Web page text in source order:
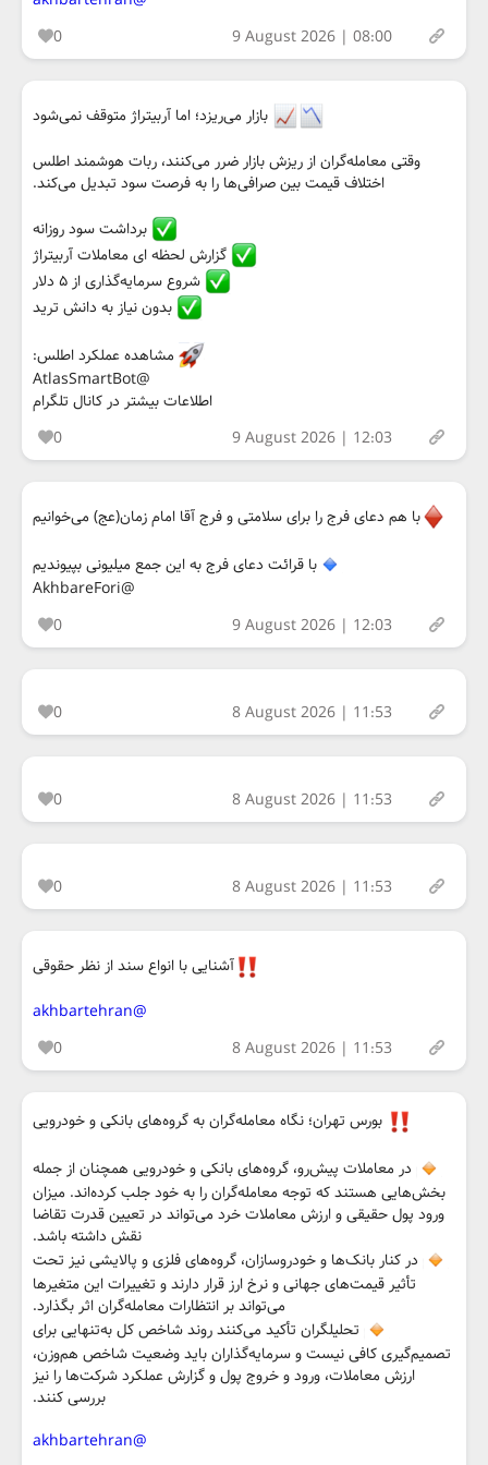
0
9 August 2026 | 08:00
بازار می‌ریزد؛ اما آربیتراژ متوقف نمی‌شود
وقتی معامله‌گران از ریزش بازار ضرر می‌کنند، ربات هوشمند اطلس
اختلاف قیمت بین صرافی‌ها را به فرصت سود تبدیل می‌کند.
برداشت سود روزانه
گزارش لحظه ای معاملات آربیتراژ
شروع سرمایه‌گذاری از ۵ دلار
بدون نیاز به دانش ترید
مشاهده عملکرد اطلس:
@AtlasSmartBot
اطلاعات بیشتر در کانال تلگرام
0
9 August 2026 | 12:03
با هم دعای فرج را برای سلامتی و فرج آقا امام زمان(عج) می‌خوانیم
با قرائت دعای فرج به این جمع میلیونی بپیوندیم
@AkhbareFori
0
9 August 2026 | 12:03
0 8 August 2026 | 11:53
0 8 August 2026 | 11:53
0 8 August 2026 | 11:53
آشنایی با انواع سند از نظر حقوقی
@akhbartehran
0
8 August 2026 | 11:53
بورس تهران؛ نگاه معامله‌گران به گروه‌های بانکی و خودرویی
در معاملات پیش‌رو، گروه‌های بانکی و خودرویی همچنان از جمله
بخش‌هایی هستند که توجه معامله‌گران را به خود جلب کرده‌اند. میزان
ورود پول حقیقی و ارزش معاملات خرد می‌تواند در تعیین قدرت تقاضا
نقش داشته باشد.
در کنار بانک‌ها و خودروسازان، گروه‌های فلزی و پالایشی نیز تحت
تأثیر قیمت‌های جهانی و نرخ ارز قرار دارند و تغییرات این متغیرها
می‌تواند بر انتظارات معامله‌گران اثر بگذارد.
تحلیلگران تأکید می‌کنند روند شاخص کل به‌تنهایی برای
تصمیم‌گیری کافی نیست و سرمایه‌گذاران باید وضعیت شاخص هم‌وزن،
ارزش معاملات، ورود و خروج پول و گزارش عملکرد شرکت‌ها را نیز
بررسی کنند.
@akhbartehran